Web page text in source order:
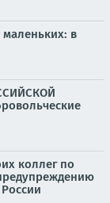
в
коллег по